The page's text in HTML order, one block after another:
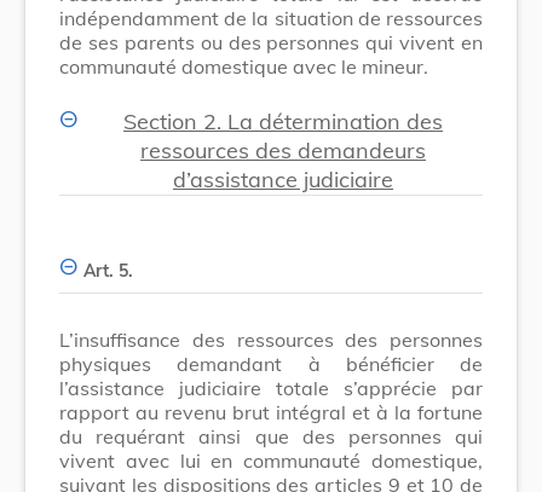
indépendamment de la situation de ressources
de ses parents ou des personnes qui vivent en
communauté domestique avec le mineur.
Section 2. La détermination des
ressources des demandeurs
d’assistance judiciaire
Art. 5.
L’insuffisance des ressources des personnes
physiques demandant à bénéficier de
l’assistance judiciaire totale s’apprécie par
rapport au revenu brut intégral et à la fortune
du requérant ainsi que des personnes qui
vivent avec lui en communauté domestique,
suivant les dispositions des articles 9 et 10 de